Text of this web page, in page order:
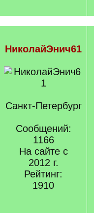
НиколайЭнич61
Санкт-Петербург
Сообщений:
1166
На сайте с
2012 г.
Рейтинг:
1910